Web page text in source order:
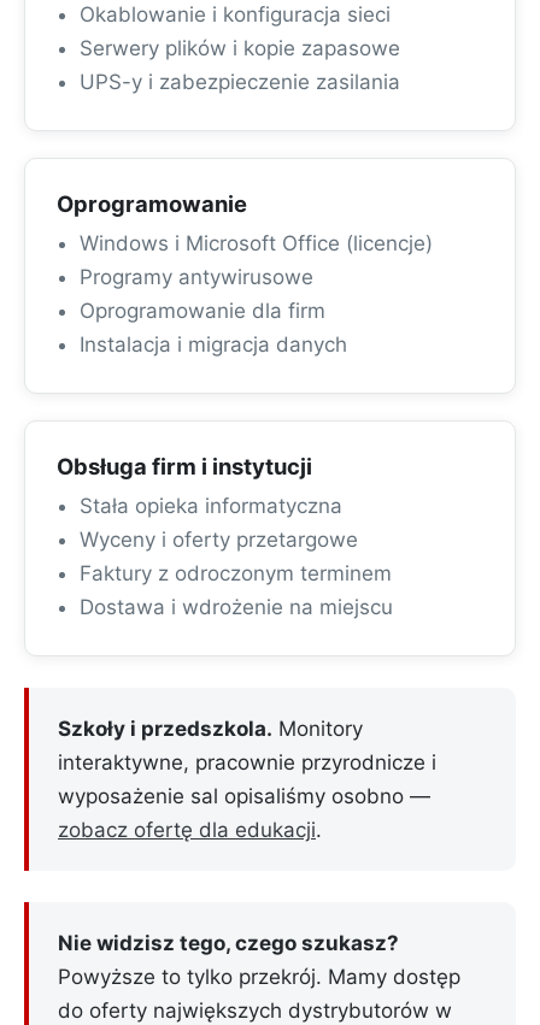
Okablowanie i konfiguracja sieci
Serwery plików i kopie zapasowe
UPS-y i zabezpieczenie zasilania
Oprogramowanie
Windows i Microsoft Office (licencje)
Programy antywirusowe
Oprogramowanie dla firm
Instalacja i migracja danych
Obsługa firm i instytucji
Stała opieka informatyczna
Wyceny i oferty przetargowe
Faktury z odroczonym terminem
Dostawa i wdrożenie na miejscu
Szkoły i przedszkola. Monitory
interaktywne, pracownie przyrodnicze i
wyposażenie sal opisaliśmy osobno —
zobacz ofertę dla edukacji.
Nie widzisz tego, czego szukasz?
Powyższe to tylko przekrój. Mamy dostęp
do oferty największych dystrybutorów w